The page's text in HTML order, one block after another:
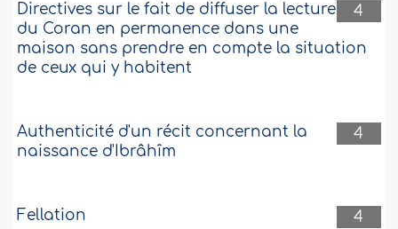
4
Directives sur le fait de diffuser la lecture
du Coran en permanence dans une
maison sans prendre en compte la situation
de ceux qui y habitent
4
Authenticité d'un récit concernant la
naissance d'Ibrâhîm
4
Fellation